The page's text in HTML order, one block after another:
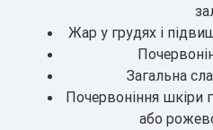
Жар у грудях і
Загальна
Почервоніння шкіри
або